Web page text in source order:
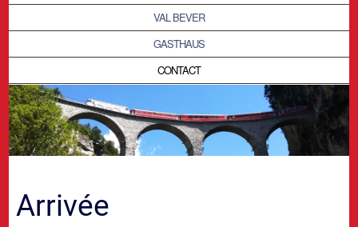
VAL BEVER
GASTHAUS
CONTACT
Arrivée